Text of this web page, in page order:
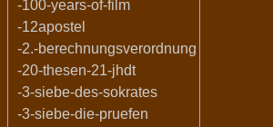
-100-years-of-film
-12apostel
-2.-berechnungsverordnung
-20-thesen-21-jhdt
-3-siebe-des-sokrates
-3-siebe-die-pruefen